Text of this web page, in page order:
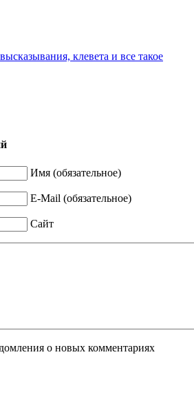
клевета и все такое
Имя (обязательное)
E-Mail (обязательное)
Сайт
о новых комментариях